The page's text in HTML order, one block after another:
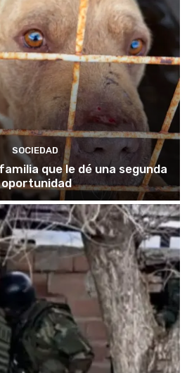
SOCIEDAD
que le dé una segunda
oportunidad